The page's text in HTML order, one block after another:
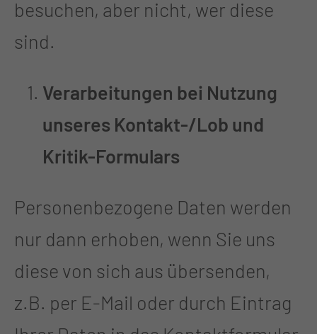
besuchen, aber nicht, wer diese
sind.
Verarbeitungen bei Nutzung
unseres Kontakt-/Lob und
Kritik-Formulars
Personenbezogene Daten werden
nur dann erhoben, wenn Sie uns
diese von sich aus übersenden,
z.B. per E-Mail oder durch Eintrag